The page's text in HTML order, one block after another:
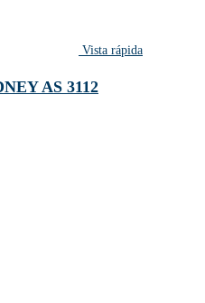
Vista rápida
AS 3112